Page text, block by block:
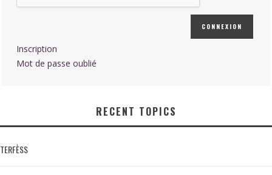
CONNEXION
Inscription
Mot de passe oublié
RECENT TOPICS
TERFÈSS